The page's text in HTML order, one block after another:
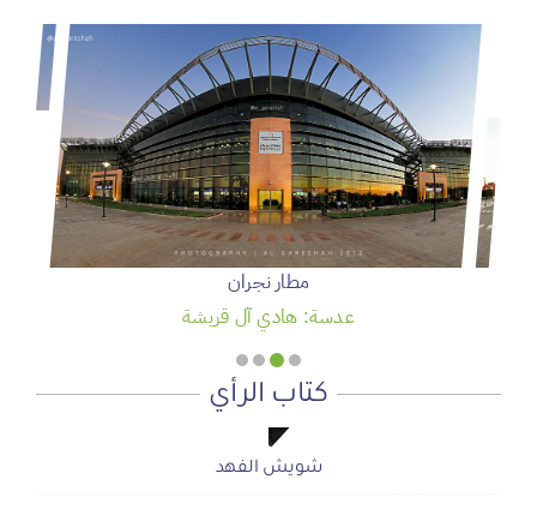
مطار نجران
عدسة: هادي آل قريشة
كتاب الرأي
صحيفة المشهد الإخبارية
شويش الفهد
أ.محمد سمحان آل منصور
صحيفة المشهد الإخبارية
شويش الفهد